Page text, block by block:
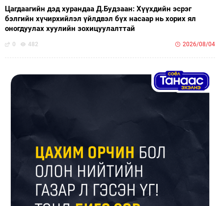
Цагдаагийн дэд хурандаа Д.Будзаан: Хүүхдийн эсрэг
бэлгийн хүчирхийлэл үйлдвэл бүх насаар нь хорих ял
оногдуулах хуулийн зохицуулалттай
0 482 2026/08/04